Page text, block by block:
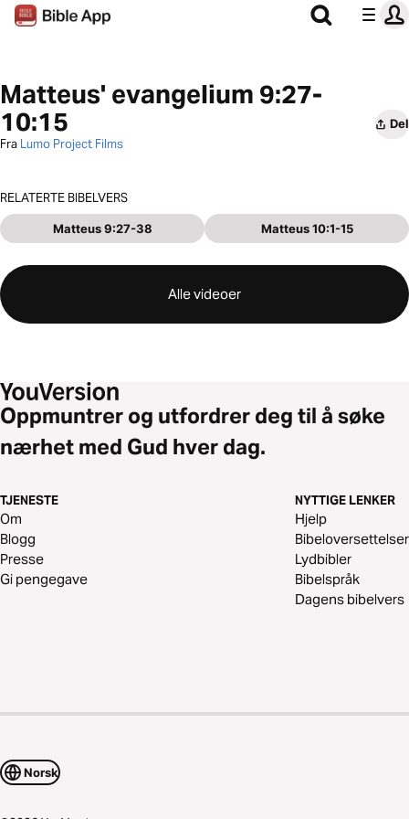
Matteus' evangelium 9:27-
10:15
Fra Lumo Project Films
Del
RELATERTE BIBELVERS
Matteus 9:27-38 Matteus 10:1-15
Alle videoer
Oppmuntrer og utfordrer deg til å søke
nærhet med Gud hver dag.
TJENESTE
Om
Blogg
Presse
Gi pengegave
NYTTIGE LENKER
Hjelp
Bibeloversettelser
Lydbibler
Bibelspråk
Dagens bibelvers
Norsk